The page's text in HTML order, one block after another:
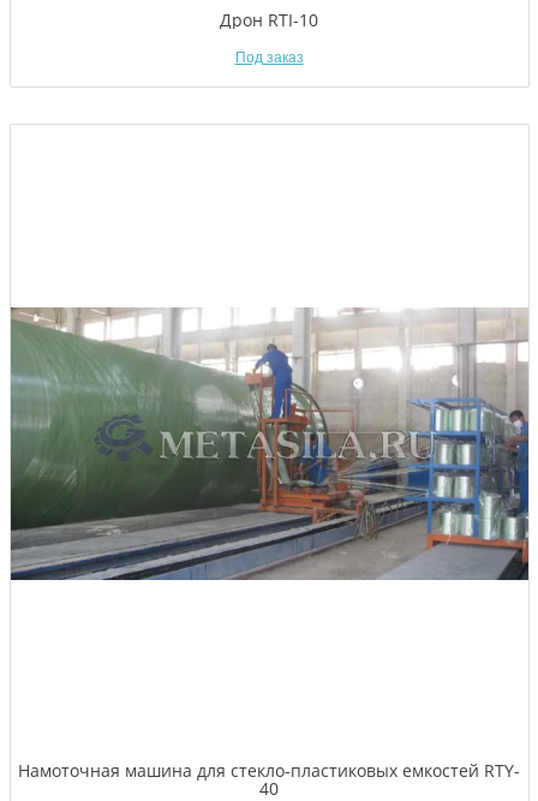
Дрон RTI-10
Под заказ
Намоточная машина для стекло-пластиковых емкостей RTY-
40